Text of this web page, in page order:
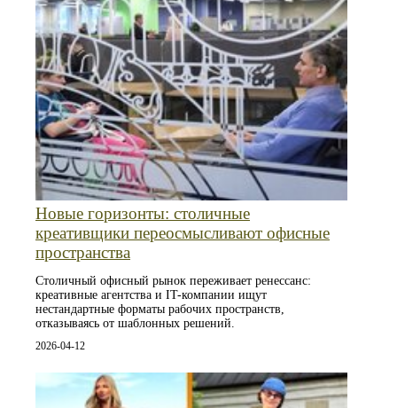
Новые горизонты: столичные
креативщики переосмысливают офисные
пространства
Столичный офисный рынок переживает ренессанс:
креативные агентства и IT-компании ищут
нестандартные форматы рабочих пространств,
отказываясь от шаблонных решений.
2026-04-12